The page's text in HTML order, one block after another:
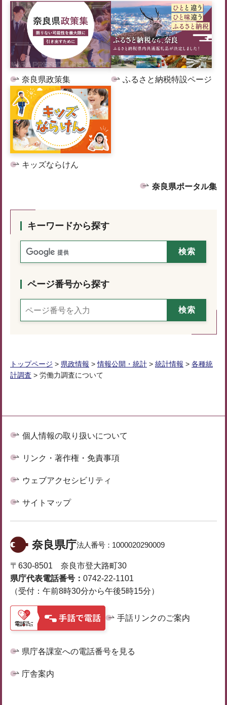
奈良県政策集 ふるさと納税特設ページ
キッズならけん
奈良県ポータル集
キーワードから探す
ページ番号から探す
トップページ > 県政情報 >情報公開・統計 > 統計情報 > 各種統
計調査 > 労働力調査について
個人情報の取り扱いについて
リンク・著作権・免責事項
ウェブアクセシビリティ
サイトマップ
奈良県庁法人番号： 1000020290009
〒630-8501 奈良市登大路町30
県庁代表電話番号： 0742-22-1101
（受付：午前8時30分から午後5時15分）
手話リンクのご案内
県庁各課室への電話番号を見る
庁舎案内